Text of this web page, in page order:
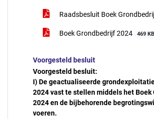
Raadsbesluit Boek
Boek Grondbedrijf 2024 469 KB
Voorgesteld besluit
Voorgesteld besluit:
I) De geactualiseerde
2024 vast te stellen middels het Boek
2024 en de bijbehorende
voeren.